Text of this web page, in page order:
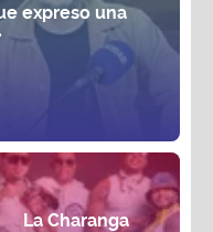
expreso una
La Charanga